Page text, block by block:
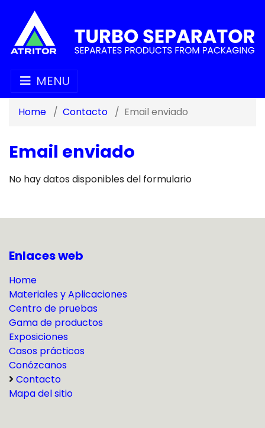
MENU
Home Contacto Email enviado
Email enviado
No hay datos disponibles del formulario
Enlaces web
Home
Materiales y Aplicaciones
Centro de pruebas
Gama de productos
Exposiciones
Casos prácticos
Conózcanos
Contacto
Mapa del sitio